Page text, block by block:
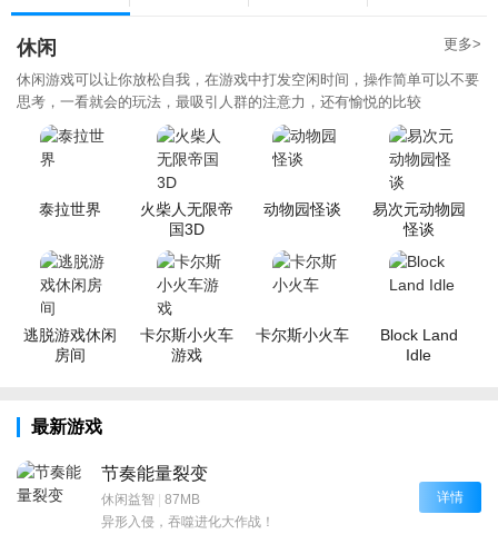
休闲 更多>
休闲游戏可以让你放松自我，在游戏中打发空闲时间，操作简单可以不要
思考，一看就会的玩法，最吸引人群的注意力，还有愉悦的比较
泰拉世界
火柴人无限帝
国3D
动物园怪谈
易次元动物园
怪谈
逃脱游戏休闲
房间
卡尔斯小火车
游戏
卡尔斯小火车
Block Land
Idle
最新游戏
节奏能量裂变
休闲益智 | 87MB
异形入侵，吞噬进化大作战！
详情